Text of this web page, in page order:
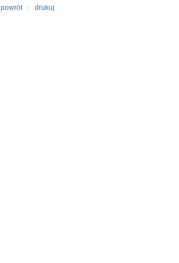
drukuj